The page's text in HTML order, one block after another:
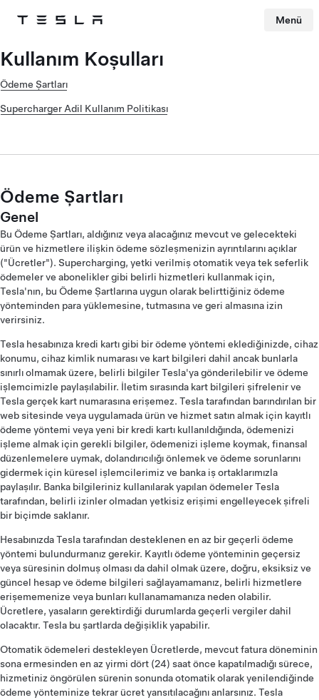
Tesla Menü
Kullanım Koşulları
Ödeme Şartları
Supercharger Adil Kullanım Politikası
Ödeme Şartları
Genel
Bu Ödeme Şartları, aldığınız veya alacağınız mevcut ve gelecekteki
ürün ve hizmetlere ilişkin ödeme sözleşmenizin ayrıntılarını açıklar
("Ücretler"). Supercharging, yetki verilmiş otomatik veya tek seferlik
ödemeler ve abonelikler gibi belirli hizmetleri kullanmak için,
Tesla'nın, bu Ödeme Şartlarına uygun olarak belirttiğiniz ödeme
yönteminden para yüklemesine, tutmasına ve geri almasına izin
verirsiniz.
Tesla hesabınıza kredi kartı gibi bir ödeme yöntemi eklediğinizde, cihaz
konumu, cihaz kimlik numarası ve kart bilgileri dahil ancak bunlarla
sınırlı olmamak üzere, belirli bilgiler Tesla'ya gönderilebilir ve ödeme
işlemcimizle paylaşılabilir. İletim sırasında kart bilgileri şifrelenir ve
Tesla gerçek kart numarasına erişemez. Tesla tarafından barındırılan bir
web sitesinde veya uygulamada ürün ve hizmet satın almak için kayıtlı
ödeme yöntemi veya yeni bir kredi kartı kullanıldığında, ödemenizi
işleme almak için gerekli bilgiler, ödemenizi işleme koymak, finansal
düzenlemelere uymak, dolandırıcılığı önlemek ve ödeme sorunlarını
gidermek için küresel işlemcilerimiz ve banka iş ortaklarımızla
paylaşılır. Banka bilgileriniz kullanılarak yapılan ödemeler Tesla
tarafından, belirli izinler olmadan yetkisiz erişimi engelleyecek şifreli
bir biçimde saklanır.
Hesabınızda Tesla tarafından desteklenen en az bir geçerli ödeme
yöntemi bulundurmanız gerekir. Kayıtlı ödeme yönteminin geçersiz
veya süresinin dolmuş olması da dahil olmak üzere, doğru, eksiksiz ve
güncel hesap ve ödeme bilgileri sağlayamamanız, belirli hizmetlere
erişememenize veya bunları kullanamamanıza neden olabilir.
Ücretlere, yasaların gerektirdiği durumlarda geçerli vergiler dahil
olacaktır. Tesla bu şartlarda değişiklik yapabilir.
Otomatik ödemeleri destekleyen Ücretlerde, mevcut fatura döneminin
sona ermesinden en az yirmi dört (24) saat önce kapatılmadığı sürece,
hizmetiniz öngörülen sürenin sonunda otomatik olarak yenilendiğinde
ödeme yönteminize tekrar ücret yansıtılacağını anlarsınız. Tesla